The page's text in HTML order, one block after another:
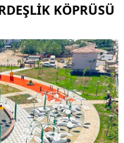
KÖPRÜSÜ